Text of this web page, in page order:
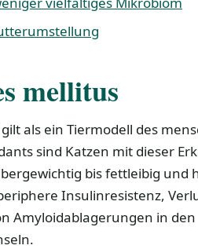
mellitus
als ein Tiermodell des
sind Katzen mit dieser
bis fettleibig und
Insulinresistenz,
Amyloidablagerungen in den